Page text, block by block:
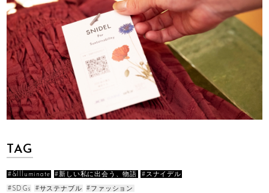
TAG
&Illuminate 新しい私に出会う、物語 スナイデル
SDGs サステナブル ファッション